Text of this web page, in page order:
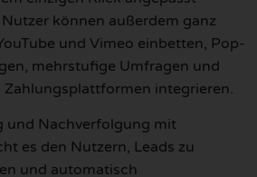
können außerdem ganz
und Vimeo einbetten, Pop-
mehrstufige Umfragen und
Zahlungsplattformen integrieren.
und Nachverfolgung mit
es den Nutzern, Leads zu
und automatisch